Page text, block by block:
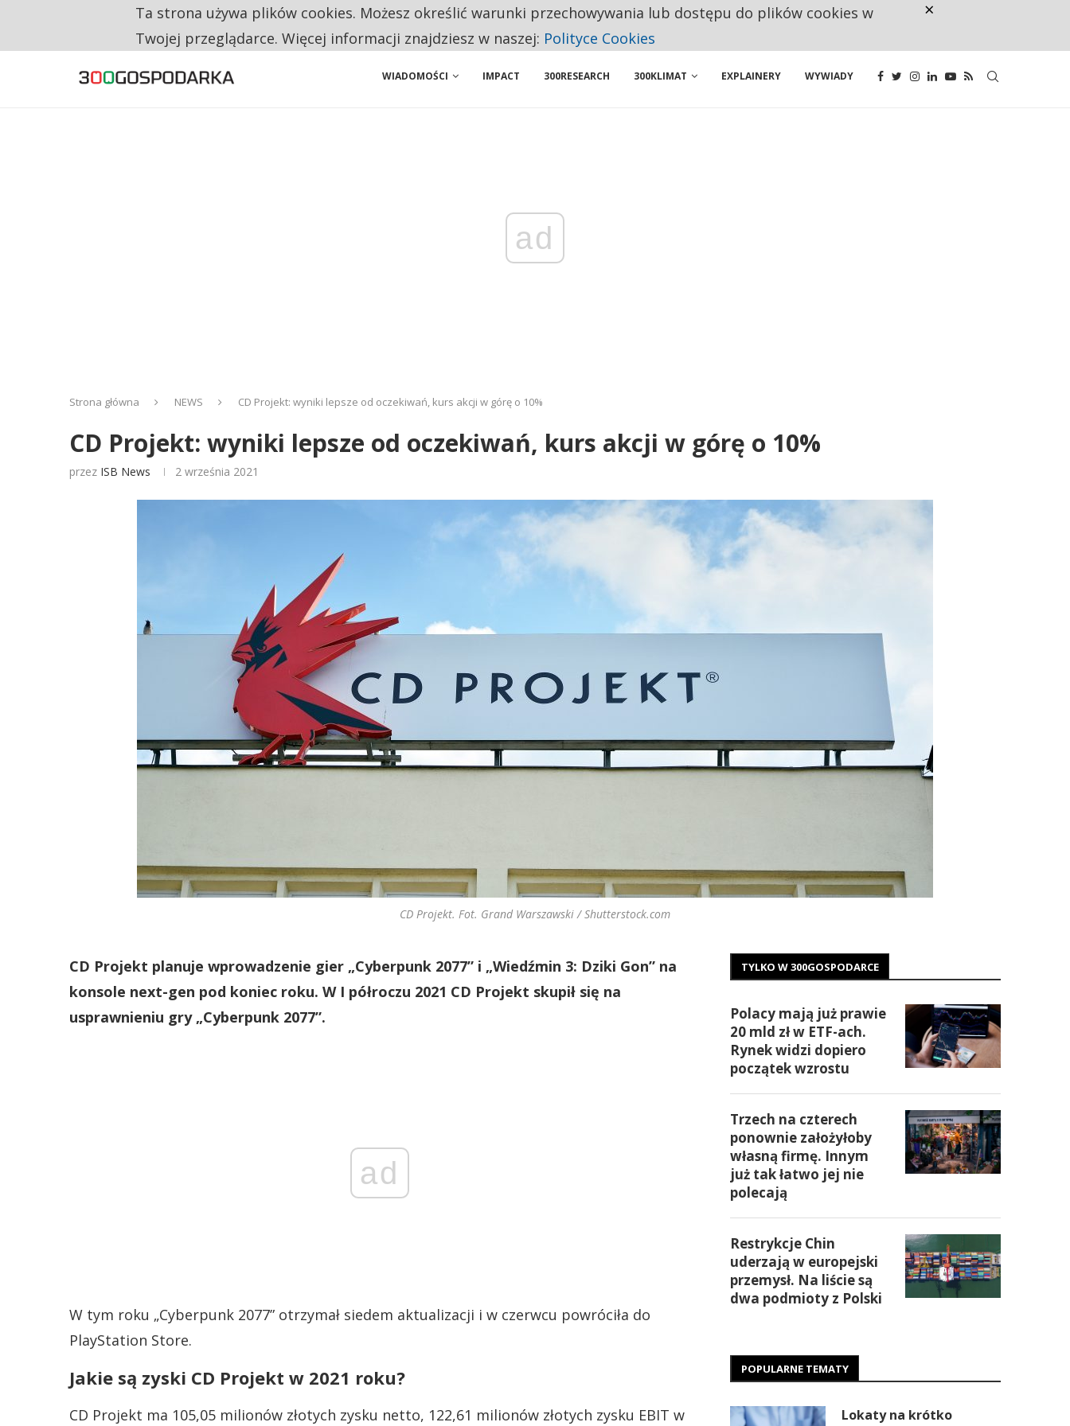
RESTRYKCJE CHIN UDERZAJĄ W EUROPEJSKI PRZEMYSŁ. NA LIŚCIE SĄ DWA PODMIOTY Z POLSKI
WIADOMOŚCI IMPACT 300RESEARCH 300KLIMAT EXPLAINERY WYWIADY
ad
Strona główna NEWS CD Projekt: wyniki lepsze od oczekiwań, kurs akcji w górę o 10%
CD Projekt: wyniki lepsze od oczekiwań, kurs akcji w górę o 10%
przez ISB News 2 września 2021
CD Projekt. Fot. Grand Warszawski / Shutterstock.com
CD Projekt planuje wprowadzenie gier „Cyberpunk 2077” i „Wiedźmin 3: Dziki Gon” na
konsole next-gen pod koniec roku. W I półroczu 2021 CD Projekt skupił się na
usprawnieniu gry „Cyberpunk 2077”.
ad
W tym roku „Cyberpunk 2077” otrzymał siedem aktualizacji i w czerwcu powróciła do
PlayStation Store.
Jakie są zyski CD Projekt w 2021 roku?
CD Projekt ma 105,05 milionów złotych zysku netto, 122,61 milionów złotych zysku EBIT w
TYLKO W 300GOSPODARCE
Polacy mają już prawie
20 mld zł w ETF-ach.
Rynek widzi dopiero
początek wzrostu
Trzech na czterech
ponownie założyłoby
własną firmę. Innym
już tak łatwo jej nie
polecają
Restrykcje Chin
uderzają w europejski
przemysł. Na liście są
dwa podmioty z Polski
POPULARNE TEMATY
Lokaty na krótko
Ta strona używa plików cookies. Możesz określić warunki przechowywania lub dostępu do plików cookies w
Twojej przeglądarce. Więcej informacji znajdziesz w naszej: Polityce Cookies
×